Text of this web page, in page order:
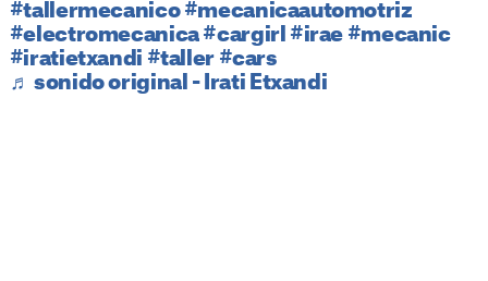
#tallermecanico #mecanicaautomotriz
#electromecanica #cargirl #irae #mecanic
#iratietxandi #taller #cars
♬ sonido original - Irati Etxandi